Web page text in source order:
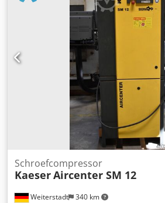
Weiterstadt 340 km
Schroefcompressor
KaeserAircenter SM 12